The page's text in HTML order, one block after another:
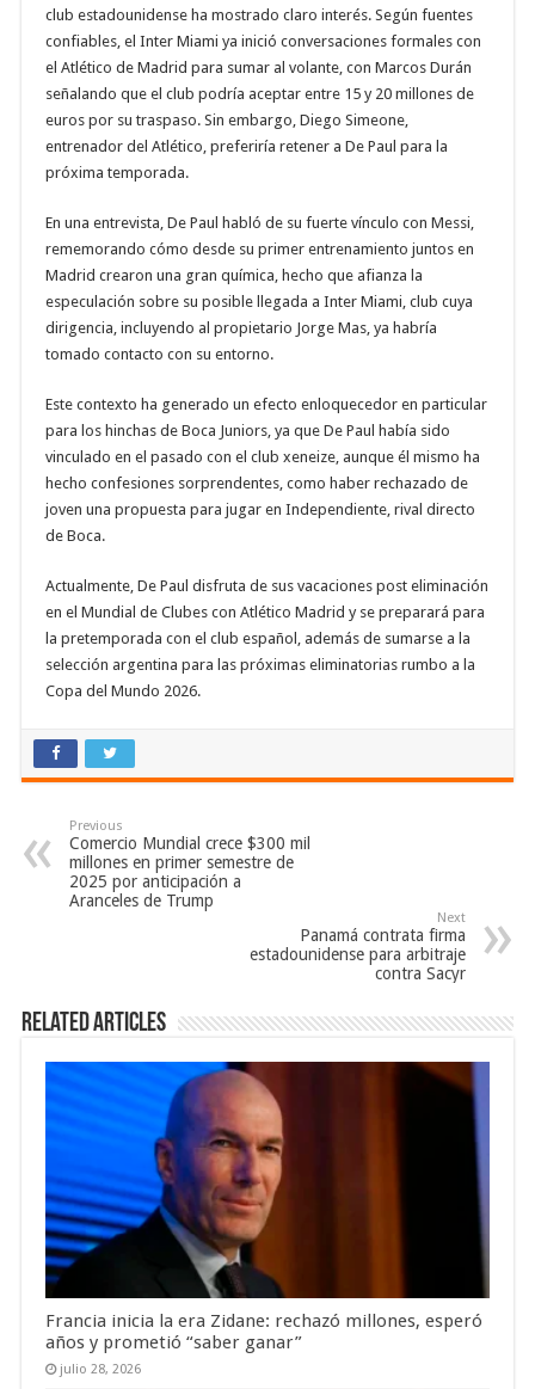
club estadounidense ha mostrado claro interés. Según fuentes
confiables, el Inter Miami ya inició conversaciones formales con
el Atlético de Madrid para sumar al volante, con Marcos Durán
señalando que el club podría aceptar entre 15 y 20 millones de
euros por su traspaso. Sin embargo, Diego Simeone,
entrenador del Atlético, preferiría retener a De Paul para la
próxima temporada.
En una entrevista, De Paul habló de su fuerte vínculo con Messi,
rememorando cómo desde su primer entrenamiento juntos en
Madrid crearon una gran química, hecho que afianza la
especulación sobre su posible llegada a Inter Miami, club cuya
dirigencia, incluyendo al propietario Jorge Mas, ya habría
tomado contacto con su entorno.
Este contexto ha generado un efecto enloquecedor en particular
para los hinchas de Boca Juniors, ya que De Paul había sido
vinculado en el pasado con el club xeneize, aunque él mismo ha
hecho confesiones sorprendentes, como haber rechazado de
joven una propuesta para jugar en Independiente, rival directo
de Boca.
Actualmente, De Paul disfruta de sus vacaciones post eliminación
en el Mundial de Clubes con Atlético Madrid y se preparará para
la pretemporada con el club español, además de sumarse a la
selección argentina para las próximas eliminatorias rumbo a la
Copa del Mundo 2026.
Previous
Comercio Mundial crece $300 mil
millones en primer semestre de
2025 por anticipación a
Aranceles de Trump
Next
Panamá contrata firma
estadounidense para arbitraje
contra Sacyr
Related Articles
Francia inicia la era Zidane: rechazó millones, esperó
años y prometió “saber ganar”
julio 28, 2026